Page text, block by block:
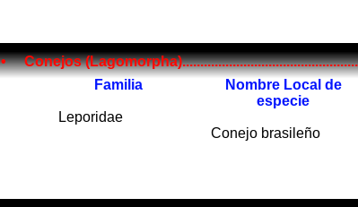
• Conejos
Familia
Leporidae
Nombre Local de
especie
Conejo brasileño